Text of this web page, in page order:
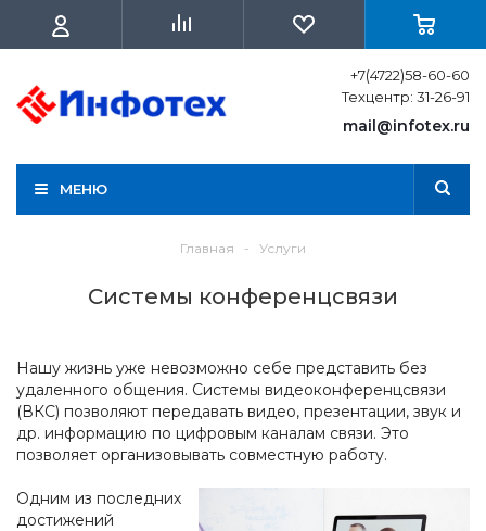
+7(4722)58-60-60
Техцентр: 31-26-91
mail@infotex.ru
МЕНЮ
Главная - Услуги
Системы конференцсвязи
Нашу жизнь уже невозможно себе представить без
удаленного общения. Системы видеоконференцсвязи
(ВКС) позволяют передавать видео, презентации, звук и
др. информацию по цифровым каналам связи. Это
позволяет организовывать совместную работу.
Одним из последних
достижений